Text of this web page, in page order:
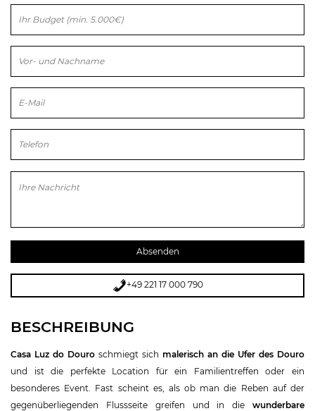
Bitte lasse dieses Feld leer.
Bitte lasse dieses Feld leer.
+49 221 17 000 790
BESCHREIBUNG
Casa Luz do Douro schmiegt sich malerisch an die Ufer des Douro
und ist die perfekte Location für ein Familientreffen oder ein
besonderes Event. Fast scheint es, als ob man die Reben auf der
gegenüberliegenden Flussseite greifen und in die wunderbare